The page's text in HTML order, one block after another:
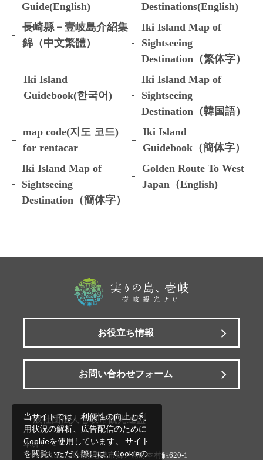
Guide(English)
Destinations(English)
長崎縣－壹岐島介紹集
錦（中文繁體）
Iki Island Map of
Sightseeing
Destination（繁体字）
Iki Island
Guidebook(한국어)
Iki Island Map of
Sightseeing
Destination（韓国語）
map code(지도 코드)
for rentacar
Iki Island
Guidebook（簡体字）
Iki Island Map of
Sightseeing
Destination（簡体字）
Golden Route To West
Japan（English)
お役立ち情報
お問い合わせフォーム
一般社団法人壱岐市観光連盟
本所：
〒811-5133 長崎県壱岐市郷ノ浦町本村触620-1
当サイトでは、利便性の向上と利
用状況の解析、広告配信のために
Cookieを使用しています。 サイト
を閲覧いただく際には、Cookieの